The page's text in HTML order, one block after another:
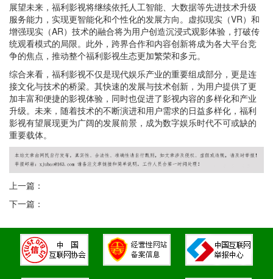
展望未来，福利影视将继续依托人工智能、大数据等先进技术升级
服务能力，实现更智能化和个性化的发展方向。虚拟现实（VR）和
增强现实（AR）技术的融合将为用户创造沉浸式观影体验，打破传
统观看模式的局限。此外，跨界合作和内容创新将成为各大平台竞
争的焦点，推动整个福利影视生态更加繁荣和多元。
综合来看，福利影视不仅是现代娱乐产业的重要组成部分，更是连
接文化与技术的桥梁。其快速的发展与技术创新，为用户提供了更
加丰富和便捷的影视体验，同时也促进了影视内容的多样化和产业
升级。未来，随着技术的不断演进和用户需求的日益多样化，福利
影视有望展现更为广阔的发展前景，成为数字娱乐时代不可或缺的
重要载体。
上一篇：
下一篇：